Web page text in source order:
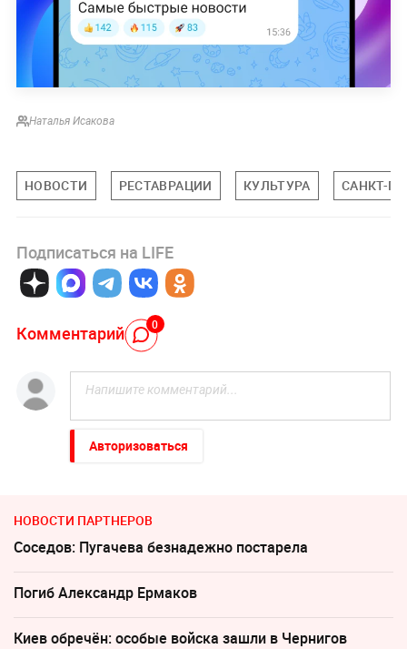
Наталья Исакова
НОВОСТИ РЕСТАВРАЦИИ КУЛЬТУРА САНКТ-
Подписаться на LIFE
Комментарий 0
Авторизоваться
НОВОСТИ ПАРТНЕРОВ
Соседов: Пугачева безнадежно постарела
Погиб Александр Ермаков
Киев обречён: особые войска зашли в Чернигов